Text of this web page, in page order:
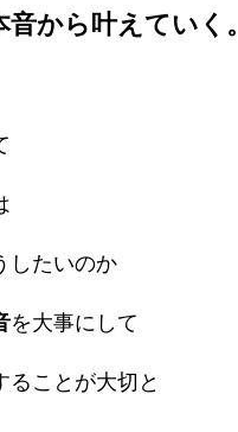
から叶えていく。
したいのか
を大事にして
ることが大切と